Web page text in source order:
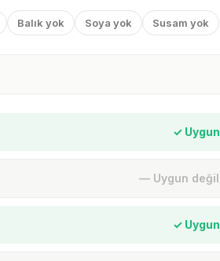
Balık yok Soya yok Susam yok
✓ Uygun
— Uygun değil
✓ Uygun